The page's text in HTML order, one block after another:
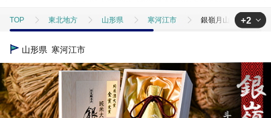
TOP 東北地方 山形県 寒河江市 銀嶺月山 純米大吟
TOP
TOP 酒 日本酒 銀嶺月山 純米大吟醸 斗びん囲い 720ml×1
+2
山形県 寒河江市